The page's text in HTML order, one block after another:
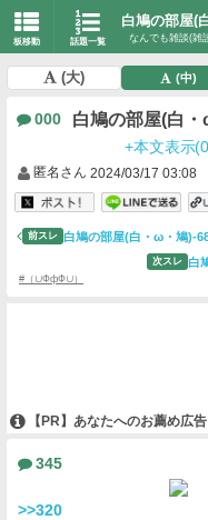
板移動 話題一覧
白鳩の部屋(
なんでも雑談(雑
(大) (中)
000 白鳩の部屋(白
+本文表示
匿名さん 2024/03/17 03:08
前スレ 白鳩の部屋(白・ω・鳩)-
次スレ 白
#（∪ФфФ∪）
【PR】あなたへのお薦め広告
345
>>320